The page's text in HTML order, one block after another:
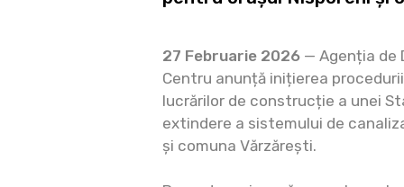
27 Februarie 2026 — Agenția de
Centru anunță inițierea
lucrărilor de construcție a unei
extindere a sistemului de
și comuna Vărzărești.